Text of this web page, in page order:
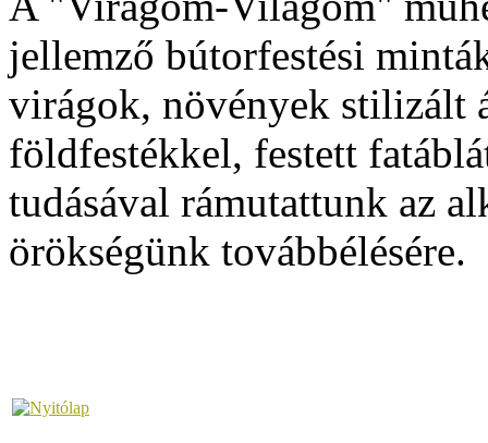
jellemző bútorfestési
virágok, növények stilizált
földfestékkel, festett
tudásával rámutattunk az
örökségünk továbbélésére.